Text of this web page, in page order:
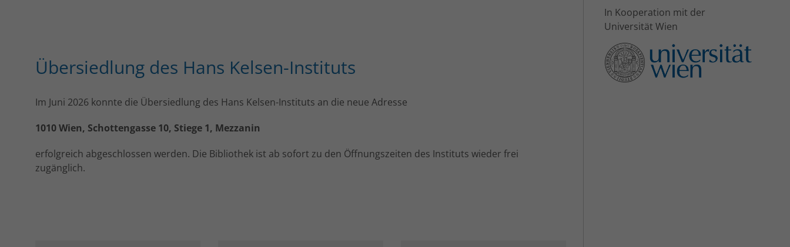
Übersiedlung des Hans Kelsen-Instituts
Im Juni 2026 konnte die Übersiedlung des Hans Kelsen-Instituts an die neue Adresse
1010 Wien, Schottengasse 10, Stiege 1, Mezzanin
erfolgreich abgeschlossen werden. Die Bibliothek ist ab sofort zu den Öffnungszeiten des Instituts wieder frei
zugänglich.
In Kooperation mit der
Universität Wien